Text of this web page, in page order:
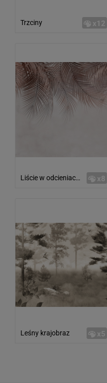
Trzciny x12
Liście w odcieniach brązu x8
Leśny krajobraz x5